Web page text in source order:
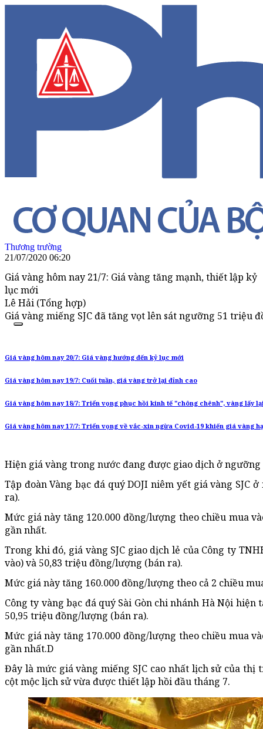
Thương trường
21/07/2020 06:20
Giá vàng hôm nay 21/7: Giá vàng tăng mạnh, thiết lập kỷ
lục mới
Lê Hải (Tổng hợp)
Giá vàng miếng SJC đã tăng vọt lên sát ngưỡng 51
Giá vàng hôm nay 20/7: Giá vàng hướng đến kỷ lục mới
Giá vàng hôm nay 19/7: Cuối tuần, giá vàng trở lại đỉnh cao
Giá vàng hôm nay 18/7: Triển vọng phục hồi kinh tế "chông chênh", vàng lấy
Giá vàng hôm nay 17/7: Triển vọng về vắc-xin ngừa Covid-19 khiến giá vàng
Hiện giá vàng trong nước đang được giao dịch ở ngưỡng
Tập đoàn Vàng bạc đá quý DOJI niêm yết giá vàng
ra).
Mức giá này tăng 120.000 đồng/lượng theo chiều mua
gần nhất.
Trong khi đó, giá vàng SJC giao dịch lẻ của Công ty
vào) và 50,83 triệu đồng/lượng (bán ra).
Mức giá này tăng 160.000 đồng/lượng theo cả 2 chiều
Công ty vàng bạc đá quý Sài Gòn chi nhánh Hà Nội
50,95 triệu đồng/lượng (bán ra).
Mức giá này tăng 170.000 đồng/lượng theo chiều mua
gần nhất.D
Đây là mức giá vàng miếng SJC cao nhất lịch sử của
cột mộc lịch sử vừa được thiết lập hồi đầu tháng 7.